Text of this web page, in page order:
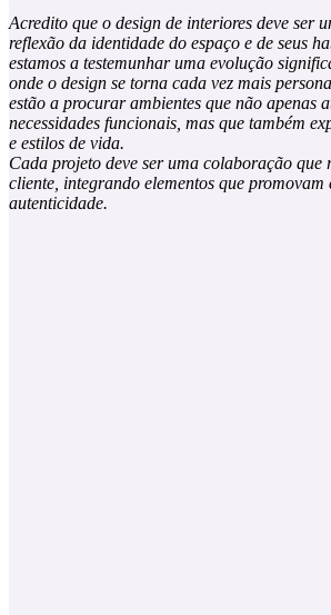
Acredito que o design de interiores deve ser
reflexão da identidade do espaço e de seus
estamos a testemunhar uma evolução
onde o design se torna cada vez mais
estão a procurar ambientes que não apenas
necessidades funcionais, mas que também
e estilos de vida.
Cada projeto deve ser uma colaboração que
cliente, integrando elementos que promovam
autenticidade.